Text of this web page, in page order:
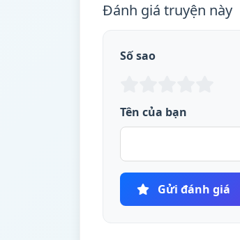
Đánh giá truyện này
Số sao
Tên của bạn
Gửi đánh giá